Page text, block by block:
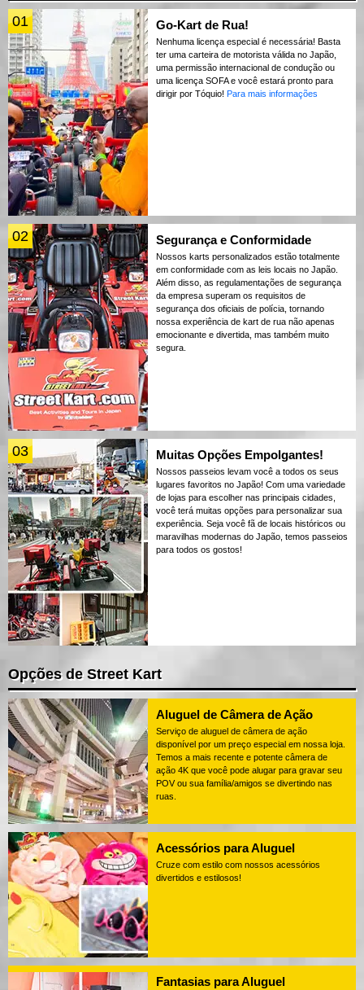
01 Go-Kart de Rua!
Nenhuma licença especial é necessária! Basta
ter uma carteira de motorista válida no Japão,
uma permissão internacional de condução ou
uma licença SOFA e você estará pronto para
dirigir por Tóquio! Para mais informações
02 Segurança e Conformidade
Nossos karts personalizados estão totalmente
em conformidade com as leis locais no Japão.
Além disso, as regulamentações de segurança
da empresa superam os requisitos de
segurança dos oficiais de polícia, tornando
nossa experiência de kart de rua não apenas
emocionante e divertida, mas também muito
segura.
03 Muitas Opções Empolgantes!
Nossos passeios levam você a todos os seus
lugares favoritos no Japão! Com uma variedade
de lojas para escolher nas principais cidades,
você terá muitas opções para personalizar sua
experiência. Seja você fã de locais históricos ou
maravilhas modernas do Japão, temos passeios
para todos os gostos!
Opções de Street Kart
Aluguel de Câmera de Ação
Serviço de aluguel de câmera de ação
disponível por um preço especial em nossa loja.
Temos a mais recente e potente câmera de
ação 4K que você pode alugar para gravar seu
POV ou sua família/amigos se divertindo nas
ruas.
Acessórios para Aluguel
Cruze com estilo com nossos acessórios
divertidos e estilosos!
Fantasias para Aluguel